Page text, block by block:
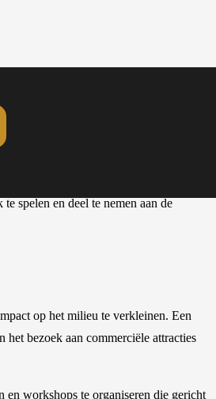
Het risico dat leerlingen verdwaald
het uitje, maar biedt ook meer
wachttijden bij attracties en
spelen en deel te nemen aan de
op het milieu te verkleinen. Een
bezoek aan commerciële attracties
en workshops te organiseren die gericht